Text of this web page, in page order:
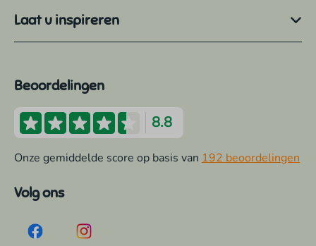
Laat u inspireren
Beoordelingen
8.8
Onze gemiddelde score op basis van 192 beoordelingen
Volg ons